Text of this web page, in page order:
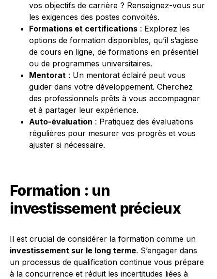
vos objectifs de carrière ? Renseignez-vous sur
les exigences des postes convoités.
Formations et certifications : Explorez les
options de formation disponibles, qu’il s’agisse
de cours en ligne, de formations en présentiel
ou de programmes universitaires.
Mentorat : Un mentorat éclairé peut vous
guider dans votre développement. Cherchez
des professionnels prêts à vous accompagner
et à partager leur expérience.
Auto-évaluation : Pratiquez des évaluations
régulières pour mesurer vos progrès et vous
ajuster si nécessaire.
Formation : un
investissement précieux
Il est crucial de considérer la formation comme un
investissement sur le long terme. S’engager dans
un processus de qualification continue vous prépare
à la concurrence et réduit les incertitudes liées à